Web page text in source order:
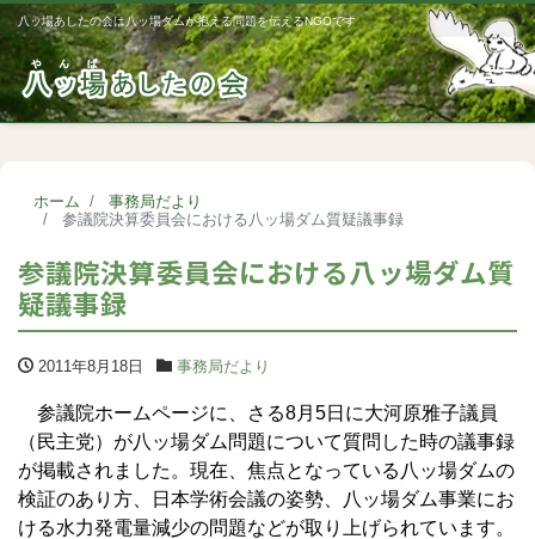
八ッ場あしたの会は八ッ場ダムが抱える問題を伝えるNGOです
ホーム
事務局だより
参議院決算委員会における八ッ場ダム質疑議事録
参議院決算委員会における八ッ場ダム質
疑議事録
2011年8月18日 事務局だより
参議院ホームページに、さる8月5日に大河原雅子議員
（民主党）が八ッ場ダム問題について質問した時の議事録
が掲載されました。現在、焦点となっている八ッ場ダムの
検証のあり方、日本学術会議の姿勢、八ッ場ダム事業にお
ける水力発電量減少の問題などが取り上げられています。